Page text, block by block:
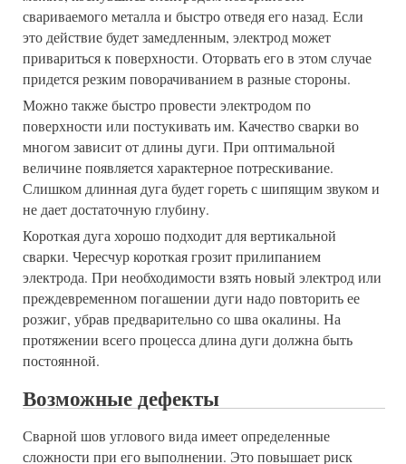
свариваемого металла и быстро отведя его назад. Если
это действие будет замедленным, электрод может
привариться к поверхности. Оторвать его в этом случае
придется резким поворачиванием в разные стороны.
Можно также быстро провести электродом по
поверхности или постукивать им. Качество сварки во
многом зависит от длины дуги. При оптимальной
величине появляется характерное потрескивание.
Слишком длинная дуга будет гореть с шипящим звуком и
не дает достаточную глубину.
Короткая дуга хорошо подходит для вертикальной
сварки. Чересчур короткая грозит прилипанием
электрода. При необходимости взять новый электрод или
преждевременном погашении дуги надо повторить ее
розжиг, убрав предварительно со шва окалины. На
протяжении всего процесса длина дуги должна быть
постоянной.
Возможные дефекты
Сварной шов углового вида имеет определенные
сложности при его выполнении. Это повышает риск